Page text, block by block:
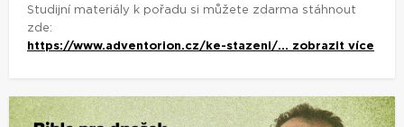
Studijní materiály k pořadu si můžete zdarma stáhnout
zde:
https://www.adventorion.cz/ke-stazeni/... zobrazit více